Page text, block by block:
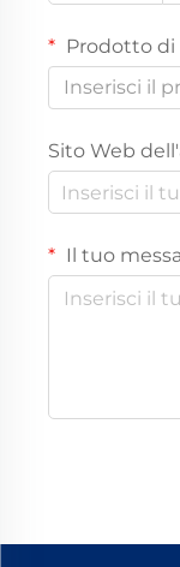
Prodotto di
Inserisci il
Sito Web
Il tuo